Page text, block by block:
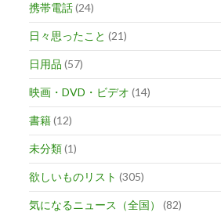
携帯電話(24)
日々思ったこと (21)
日用品 (57)
映画・DVD・ビデオ (14)
書籍(12)
未分類(1)
欲しいものリスト (305)
気になるニュース（全国） (82)